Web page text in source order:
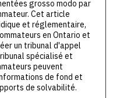
grosso modo par
Cet article
et réglementaire,
en Ontario et
un tribunal d'appel
spécialisé et
peuvent
de fond et
de solvabilité.